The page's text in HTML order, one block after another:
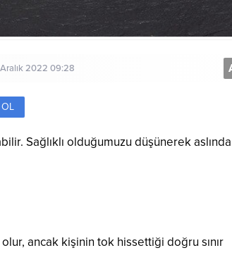
2022 09:28
Sağlıklı olduğumuzu düşünerek aslında
ancak kişinin tok hissettiği doğru sınır